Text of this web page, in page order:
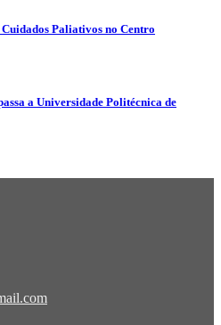
Paliativos no Centro
a Universidade Politécnica de